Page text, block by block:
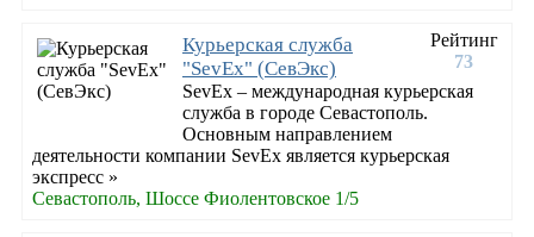
Рейтинг
73
Курьерская служба
"SevEx" (СевЭкс)
SevEx – международная курьерская
служба в городе Севастополь.
Основным направлением
деятельности компании SevEx является курьерская
экспресс »
Севастополь, Шоссе Фиолентовское 1/5